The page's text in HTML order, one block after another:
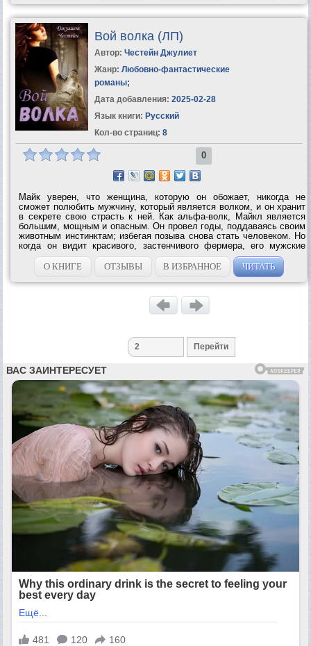
Вой волка (ЛП)
Автор: Честейн Джулиет
Жанр: Любовно-фантастические
романы;
Дата добавления: 2025-02-28
Язык книги: Русский
Кол-во страниц: 8
0
Майк уверен, что женщина, которую он обожает, никогда не
сможет полюбить мужчину, который является волком, и он хранит
в секрете свою страсть к ней. Как альфа-волк, Майкл является
большим, мощным и опасным. Он провел годы, поддаваясь своим
животным инстинктам; избегая позыва снова стать человеком. Но
когда он видит красивого, застенчивого фермера, его мужские
порывы стремительно берут верх. Лора довольствуется жизнью в
сельской...
О КНИГЕ ОТЗЫВЫ В ИЗБРАННОЕ ЧИТАТЬ